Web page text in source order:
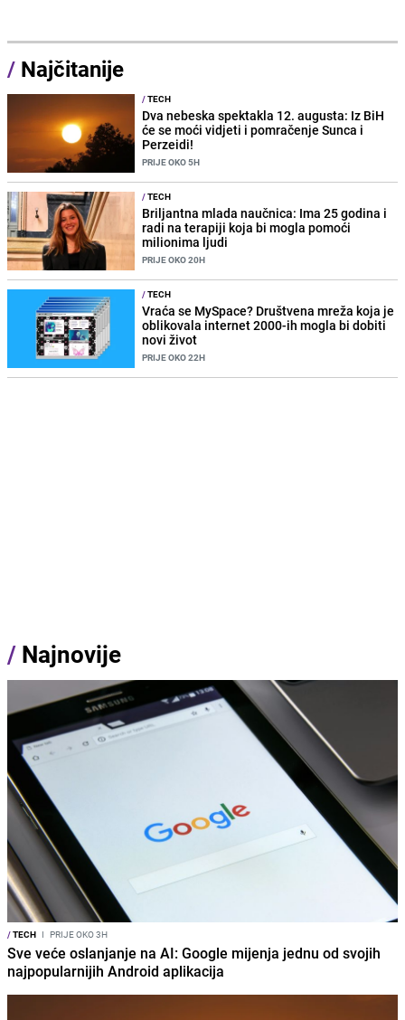
/ Najčitanije
/TECH
Dva nebeska spektakla 12. augusta: Iz BiH
će se moći vidjeti i pomračenje Sunca i
Perzeidi!
PRIJE OKO 5H
/TECH
Briljantna mlada naučnica: Ima 25 godina i
radi na terapiji koja bi mogla pomoći
milionima ljudi
PRIJE OKO 20H
/TECH
Vraća se MySpace? Društvena mreža koja je
oblikovala internet 2000-ih mogla bi dobiti
novi život
PRIJE OKO 22H
/ Najnovije
/TECH I PRIJE OKO 3H
Sve veće oslanjanje na AI: Google mijenja jednu od svojih
najpopularnijih Android aplikacija